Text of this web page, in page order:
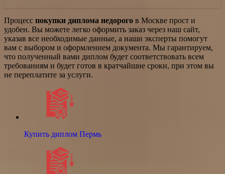
Процесс покупки диплома недорого в Москве прост и
удобен. Вы можете легко оформить заказ через наш сайт,
указав все необходимые данные, а наши эксперты помогут
вам с выбором и оформлением документа. Мы гарантируем,
что полученный вами диплом будет соответствовать всем
требованиям и будет готов в кратчайшие сроки, при этом вы
не переплатите за услуги.
Купить диплом Пермь